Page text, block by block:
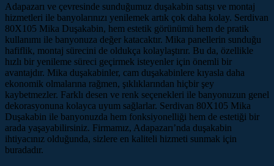
Adapazarı ve çevresinde sunduğumuz duşakabin satışı ve montaj
hizmetleri ile banyolarınızı yenilemek artık çok daha kolay. Serdivan
80X105 Mika Duşakabin, hem estetik görünümü hem de pratik
kullanımı ile banyonuza değer katacaktır. Mika panellerin sunduğu
hafiflik, montaj sürecini de oldukça kolaylaştırır. Bu da, özellikle
hızlı bir yenileme süreci geçirmek isteyenler için önemli bir
avantajdır. Mika duşakabinler, cam duşakabinlere kıyasla daha
ekonomik olmalarına rağmen, şıklıklarından hiçbir şey
kaybetmezler. Farklı desen ve renk seçenekleri ile banyonuzun genel
dekorasyonuna kolayca uyum sağlarlar. Serdivan 80X105 Mika
Duşakabin ile banyonuzda hem fonksiyonelliği hem de estetiği bir
arada yaşayabilirsiniz. Firmamız, Adapazarı’nda duşakabin
ihtiyacınız olduğunda, sizlere en kaliteli hizmeti sunmak için
buradadır.